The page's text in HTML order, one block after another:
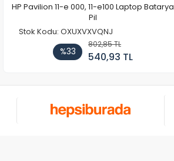
HP Pavilion 11-e 000, 11-e100 Laptop Batarya
Pil
Stok Kodu: OXUXVXVQNJ
%33
802,85 TL
540,93 TL